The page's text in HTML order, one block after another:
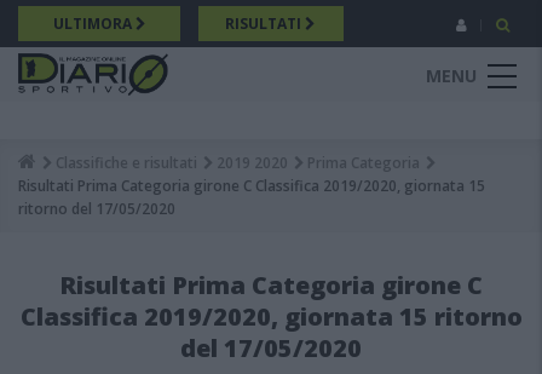
Salta
al
contenuto
principale
ULTIMORA RISULTATI
MENU
Breadcrumb
Classifiche e risultati 2019 2020
Prima Categoria
Risultati Prima Categoria girone C Classifica 2019/2020, giornata 15
ritorno del 17/05/2020
Risultati Prima Categoria girone C
Classifica 2019/2020, giornata 15 ritorno
del 17/05/2020